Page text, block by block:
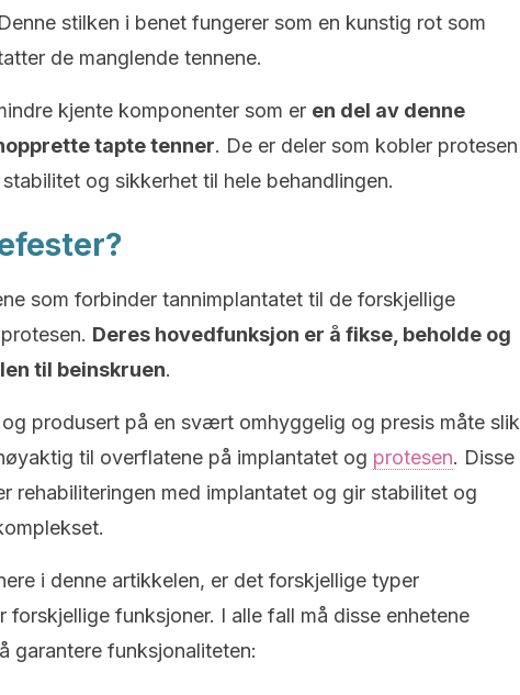
stilken i benet fungerer som en kunstig rot som
de manglende tennene.
kjente komponenter som er en del av denne
tapte tenner. De er deler som kobler protesen
og sikkerhet til hele behandlingen.
som forbinder tannimplantatet til de forskjellige
Deres hovedfunksjon er å fikse, beholde og
til beinskruen.
produsert på en svært omhyggelig og presis måte slik
til overflatene på implantatet og protesen. Disse
rehabiliteringen med implantatet og gir stabilitet og
i denne artikkelen, er det forskjellige typer
forskjellige funksjoner. I alle fall må disse enhetene
garantere funksjonaliteten: